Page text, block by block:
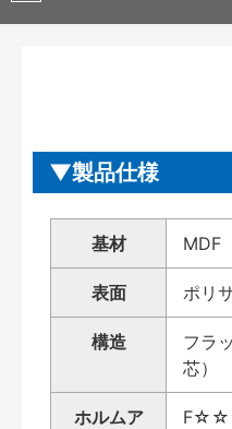
製品仕様
基材 MDF
表面 ポリ
構造
フラ
芯）
ホルムア